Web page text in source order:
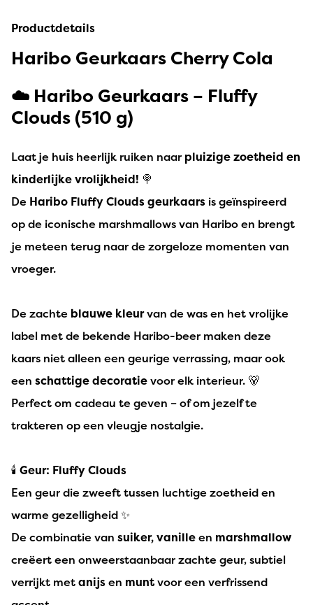
Productdetails
Haribo Geurkaars Cherry Cola
☁️ Haribo Geurkaars – Fluffy
Clouds (510 g)
Laat je huis heerlijk ruiken naar pluizige zoetheid en
kinderlijke vrolijkheid! 🍭
De Haribo Fluffy Clouds geurkaars is geïnspireerd
op de iconische marshmallows van Haribo en brengt
je meteen terug naar de zorgeloze momenten van
vroeger.
De zachte blauwe kleurvan de was en het vrolijke
label met de bekende Haribo-beer maken deze
kaars niet alleen een geurige verrassing, maar ook
een schattige decoratievoor elk interieur. 🐻
Perfect om cadeau te geven – of om jezelf te
trakteren op een vleugje nostalgie.
🕯️ Geur: Fluffy Clouds
Een geur die zweeft tussen luchtige zoetheid en
warme gezelligheid ✨
De combinatie van suiker, vanilleen marshmallow
creëert een onweerstaanbaar zachte geur, subtiel
verrijkt metanijsen muntvoor een verfrissend